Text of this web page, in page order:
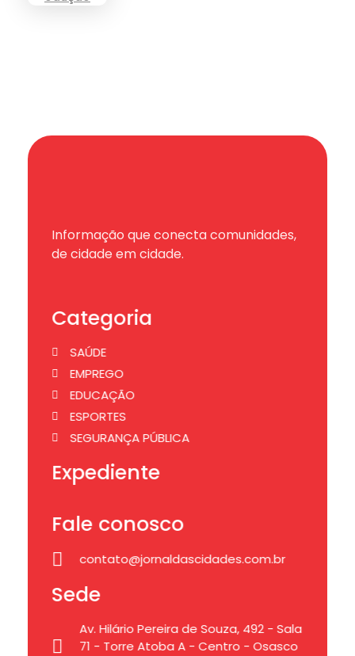
Informação que conecta comunidades,
de cidade em cidade.
Categoria
SAÚDE
EMPREGO
EDUCAÇÃO
ESPORTES
SEGURANÇA PÚBLICA
Expediente
Fale conosco
contato@jornaldascidades.com.br
Sede
Av. Hilário Pereira de Souza, 492 - Sala
71 - Torre Atoba A - Centro - Osasco